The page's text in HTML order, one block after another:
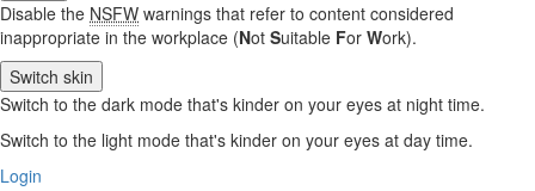
Disable the NSFW warnings that refer to content considered
inappropriate in the workplace (Not Suitable For Work).
Switch skin
Switch to the dark mode that's kinder on your eyes at night time.
Switch to the light mode that's kinder on your eyes at day time.
Login